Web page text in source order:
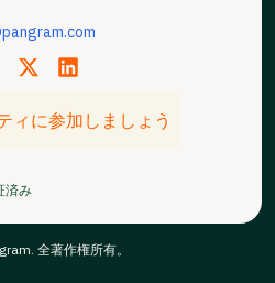
済み
ィに参加しましょう
全著作権所有。